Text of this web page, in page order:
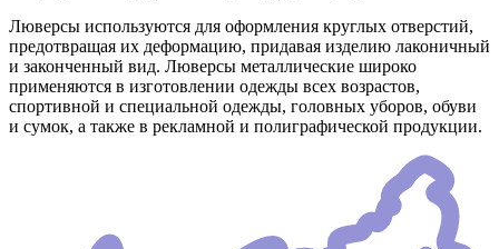
Люверсы используются для оформления круглых отверстий,
предотвращая их деформацию, придавая изделию лаконичный
и законченный вид. Люверсы металлические широко
применяются в изготовлении одежды всех возрастов,
спортивной и специальной одежды, головных уборов, обуви
и сумок, а также в рекламной и полиграфической продукции.